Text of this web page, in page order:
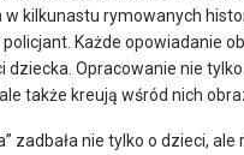
kilkunastu rymowanych
Każde opowiadanie
dziecka. Opracowanie nie
także kreują wśród nich
zadbała nie tylko o dzieci,